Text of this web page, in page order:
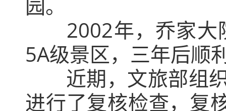
园。
2002年，乔家
5A级景区，三年后顺
近期，文旅部组
进行了复核检查，复